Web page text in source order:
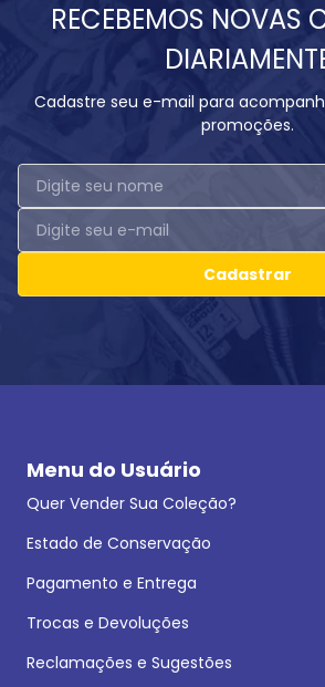
RECEBEMOS NOVAS
Cadastre seu e-mail para
promoções.
Cadastrar
Menu do Usuário
Quer Vender Sua Coleção?
Estado de Conservação
Pagamento e Entrega
Trocas e Devoluções
Reclamações e Sugestões